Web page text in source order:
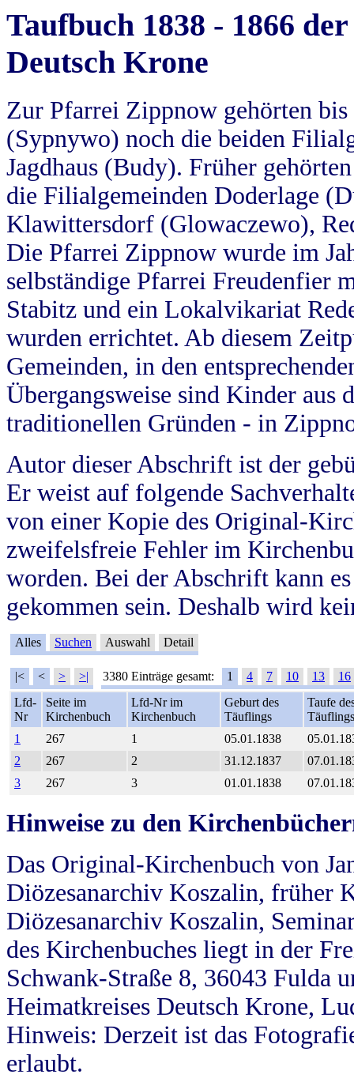
Taufbuch 1838 - 1866
Deutsch Krone
Zur Pfarrei Zippnow gehörten
(Sypnywo) noch die beiden
Jagdhaus (Budy). Früher
die Filialgemeinden Doderlage
Klawittersdorf (Glowaczewo),
Die Pfarrei Zippnow wurde im
selbständige Pfarrei Freudenfier
Stabitz und ein Lokalvikariat
wurden errichtet. Ab diesem
Gemeinden, in den
Übergangsweise sind Kinder aus
traditionellen Gründen - in
Autor dieser Abschrift ist der
Er weist auf folgende
von einer Kopie des Original-
zweifelsfreie Fehler im
worden. Bei der Abschrift kann
gekommen sein. Deshalb wird
Alles Suchen Auswahl Detail
|< < > >| 3380 Einträge gesamt: 1 4 7 10 13
16
Lfd-
Nr
Seite im
Kirchenbuch
Lfd-Nr im
Kirchenbuch
Geburt des
Täuflings
Taufe
Täuflings
1
267 1 05.01.1838
2
267 2 31.12.1837
3
267 3 01.01.1838
Hinweise zu den
Das Original-Kirchenbuch von
Diözesanarchiv Koszalin, früher
Diözesanarchiv Koszalin,
des Kirchenbuches liegt in der
Schwank-Straße 8, 36043 Fulda
Heimatkreises Deutsch Krone,
Hinweis: Derzeit ist das
erlaubt.